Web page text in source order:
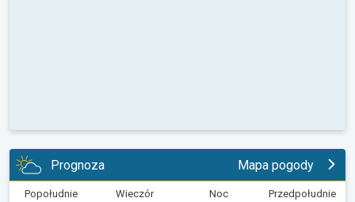
Prognoza Mapa pogody
Popołudnie Wieczór Noc Przedpołudnie